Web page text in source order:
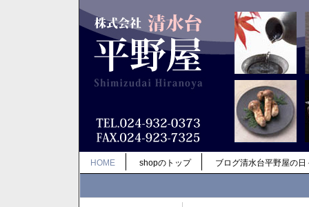
HOME shopのトップ ブログ清水台平野屋の日